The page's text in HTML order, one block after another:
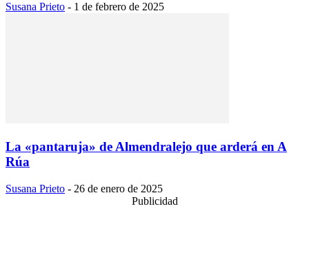
Susana Prieto - 1 de febrero de 2025
La «pantaruja» de Almendralejo que arderá en A
Rúa
Susana Prieto - 26 de enero de 2025
Publicidad